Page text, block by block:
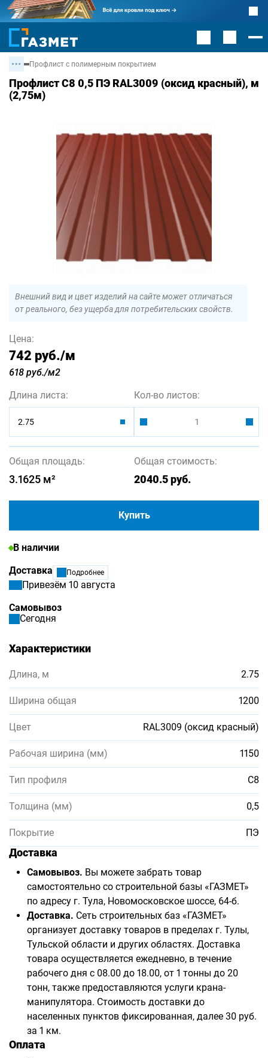
Профлист с полимерным покрытием
Профлист С8 0,5 ПЭ RAL3009 (оксид красный), м
(2,75м)
Внешний вид и цвет изделий на сайте может отличаться
от реального, без ущерба для потребительских свойств.
Цена:
742 руб./м
618 руб./м2
Длина листа:
2.75
Кол-во листов:
Общая площадь:
3.1625 м²
Общая стоимость:
2040.5руб.
Купить
В наличии
Доставка
Подробнее
Привезём 10 августа
Самовывоз
Сегодня
Характеристики
Длина, м 2.75
Ширина общая 1200
Цвет RAL3009 (оксид красный)
Рабочая ширина (мм) 1150
Тип профиля С8
Толщина (мм) 0,5
Покрытие ПЭ
Доставка
Самовывоз. Вы можете забрать товар
самостоятельно со строительной базы «ГАЗМЕТ»
по адресу г. Тула, Новомосковское шоссе, 64-б.
Доставка. Сеть строительных баз «ГАЗМЕТ»
организует доставку товаров в пределах г. Тулы,
Тульской области и других областях. Доставка
товара осуществляется ежедневно, в течение
рабочего дня с 08.00 до 18.00, от 1 тонны до 20
тонн, также предоставляются услуги крана-
манипулятора. Стоимость доставки до
населенных пунктов фиксированная, далее 30 руб.
за 1 км.
Оплата